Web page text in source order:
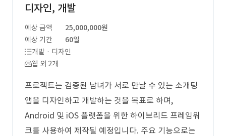
디자인, 개발
예상 금액
25,000,000원
예상 기간
60일
개발 · 디자인
웹 외 2개
프로젝트는 검증된 남녀가 서로 만날 수 있는 소개팅
앱을 디자인하고 개발하는 것을 목표로 하며,
Android 및 iOS 플랫폼을 위한 하이브리드 프레임워
크를 사용하여 제작될 예정입니다. 주요 기능으로는